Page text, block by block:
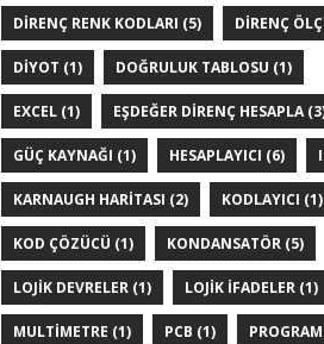
DIRENÇ RENK KODLARI (5) DIRENÇ
DIYOT (1) DOĞRULUK TABLOSU (1)
EXCEL(1) EŞDEĞER DIRENÇ HESAPLA
GÜÇ KAYNAĞI (1) HESAPLAYICI (6)
KARNAUGH HARITASI (2) KODLAYICI (1)
KOD ÇÖZÜCÜ (1) KONDANSATÖR(5)
LOJIK DEVRELER(1) LOJIK IFADELER(1)
MULTIMETRE (1) PCB (1)